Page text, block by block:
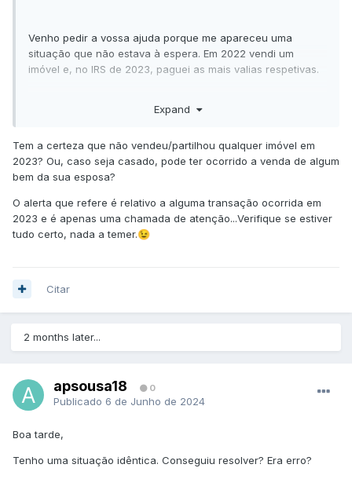
Venho pedir a vossa ajuda porque me apareceu uma
situação que não estava à espera. Em 2022 vendi um
imóvel e, no IRS de 2023, paguei as mais valias respetivas.
transmitidos (alienados) bens imóveis, dada a possibilidade
da sua declaração vir a ser objeto de análise. (016W)"
Alguém sabe o que tenho que fazer? A meu ver, já declarei
e já paguei as mais valias, não tinha que me preocupar
Expand
Tem a certeza que não vendeu/partilhou qualquer imóvel em
2023? Ou, caso seja casado, pode ter ocorrido a venda de algum
bem da sua esposa?
O alerta que refere é relativo a alguma transação ocorrida em
2023 e é apenas uma chamada de atenção...Verifique se estiver
tudo certo, nada a temer.😉
Citar
2 months later...
apsousa18 0
Publicado 6 de Junho de 2024
Boa tarde,
Tenho uma situação idêntica. Conseguiu resolver? Era erro?